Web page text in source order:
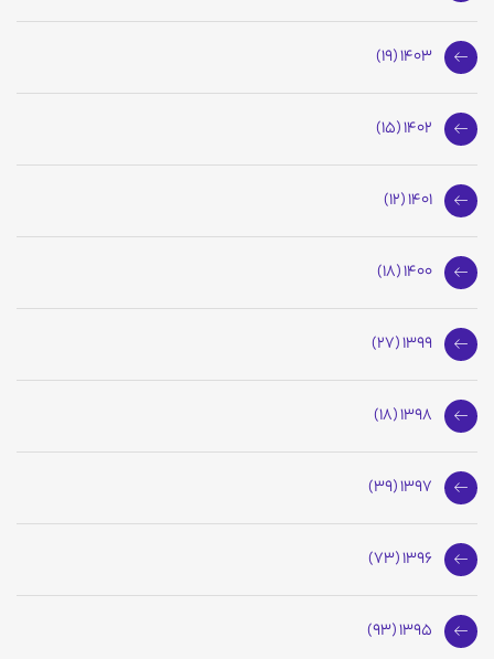
1403 (19)
1402 (15)
1401 (12)
1400 (18)
1399 (27)
1398 (18)
1397 (39)
1396 (73)
1395 (93)